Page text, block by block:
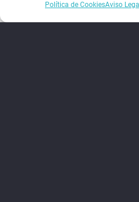
Política de CookiesAviso